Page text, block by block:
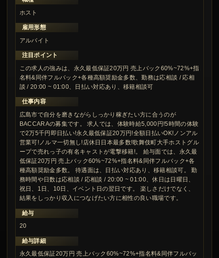
ホスト
雇用形態
アルバイト
注目ポイント
この求人の強みは、永久最低保証20万円 売上バック60%~72%+指
名料&同伴フルバック+各種高額奨励金多数、勤務は応相談 / 応相
談 / 20:00 ~ 01:00、日払い対応あり、移籍相談可
仕事内容
広島市で自分を磨きながらしっかり稼ぎたい方に合うのが
BACCARAの募集です。 求人では、体験時給5,000円!5時間の体験
で2万5千円即日払い!永久最低保証20万円!全額日払いOK!ノンアル
営業可!ノルマ一切無し!店休日日本最多数!歌舞伎町大手ホストグル
ープで売れっ子の有名キャストが電撃移籍!。 給与面では、永久最
低保証20万円 売上バック60%~72%+指名料&同伴フルバック+各
種高額奨励金多数。 待遇面は、日払い対応あり、移籍相談可。 勤
務時間や日数は応相談 / 応相談 / 20:00 ~ 01:00、休日は日曜日、
祝日、1日、10日、イベント日の翌日です。 楽しさだけでなく、
結果をしっかり収入につなげたい方に相性の良い職場です。
給与
20
給与詳細
永久最低保証20万円 売上バック60%~72%+指名料&同伴フルバッ